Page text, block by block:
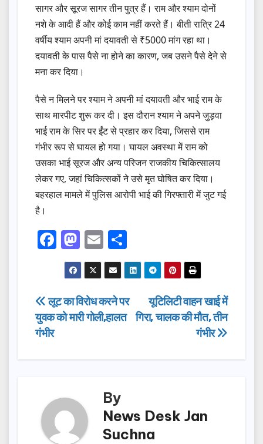
सागर और सूरज सागर तीन पुत्र हैं। राम और श्याम दोनों
नशे के आदी हैं और कोई काम नहीं करते हैं। बीती रात्रि 24
वर्षीय श्याम अपनी मां दयावती से ₹5000 मांग रहा था।
दयावती के पास पैसे ना होने का कारण, जब उसने पैसे देने से
मना कर दिया।
पैसे न मिलने पर श्याम ने अपनी मां दयावती और भाई राम के
साथ मारपीट शुरू कर दी। इस दौरान श्याम ने अपने जुड़वा
भाई राम के सिर पर ईंट से प्रहार कर दिया, जिससे राम
गंभीर रूप से घायल हो गया। घायल अवस्था में राम को
उसका भाई सूरज और अन्य परिजन राजकीय चिकित्सालय
लेकर गए, जहां चिकित्सकों ने उसे मृत घोषित कर दिया।
बहरहाल मामले में पुलिस आरोपी भाई की गिरफ्तारी में जुट गई
है।
F
a
c
e
b
M
a
st
o
d
E
m
ail
h
ar
e
Post
navigation
यूटिलिटी वाहन खाई में
गिरा, चालक की मौत, तीन
गंभीर
लूट का विरोध करने पर
युवक को मारी गोली,हालत
गंभीर
By
News Desk Jan
Suchna